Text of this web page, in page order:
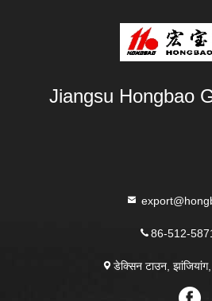
Jiangsu Hongbao
86-512-
डेक्सिन टाउन,